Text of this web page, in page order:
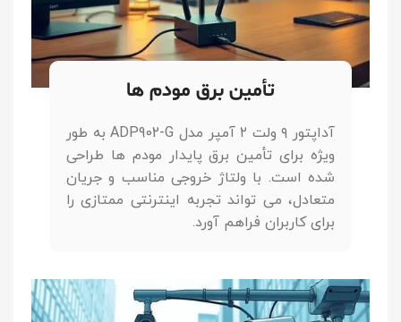
تأمین برق مودم ها
آداپتور ۹ ولت ۲ آمپر مدل ADP902-G به طور
ویژه برای تأمین برق پایدار مودم ها طراحی
شده است. با ولتاژ خروجی مناسب و جریان
متعادل، می تواند تجربه اینترنتی ممتازی را
برای کاربران فراهم آورد.